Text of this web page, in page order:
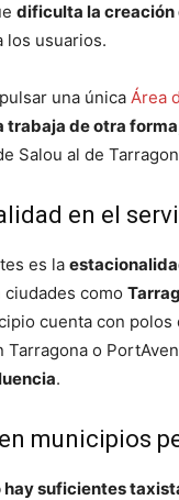
dificulta la creación
los usuarios.
una única Área
trabaja de otra
Salou al de
en el
es la
como
cuenta con
Tarragona o
.
municipios
hay suficientes